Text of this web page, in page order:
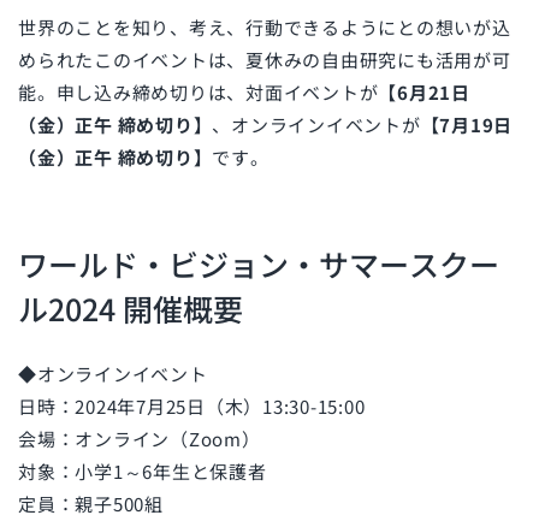
世界のことを知り、考え、行動できるようにとの想いが込
められたこのイベントは、夏休みの自由研究にも活用が可
能。申し込み締め切りは、対面イベントが 【6月21日
（金）正午 締め切り】 、オンラインイベントが 【7月19日
（金）正午 締め切り】 です。
ワールド・ビジョン・サマースクー
ル2024 開催概要
◆オンラインイベント
日時：2024年7月25日（木）13:30-15:00
会場：オンライン（Zoom）
対象：小学1～6年生と保護者
定員：親子500組